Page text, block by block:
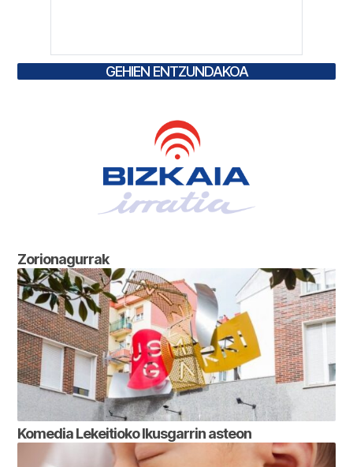
GEHIEN ENTZUNDAKOA
Zorionagurrak
Komedia Lekeitioko Ikusgarrin asteon